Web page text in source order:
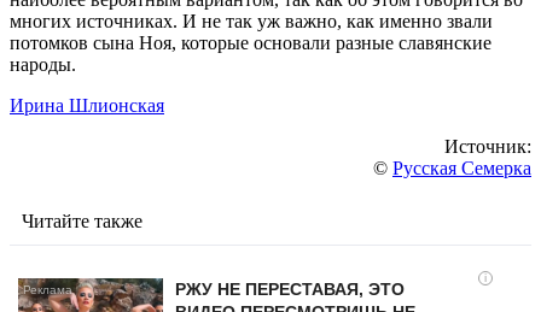
многих источниках. И не так уж важно, как именно звали
потомков сына Ноя, которые основали разные славянские
народы.
Ирина Шлионская
Источник:
© Русская Семерка
Читайте также
i
РЖУ НЕ ПЕРЕСТАВАЯ, ЭТО